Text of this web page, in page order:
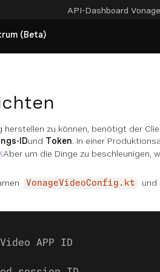
API-Dashboard
(Beta)
herstellen zu können, benötigt der
IDund Token. In einer
Aber um die Dinge zu beschleunigen,
VonageVideoConfig.kt
und
APP ID